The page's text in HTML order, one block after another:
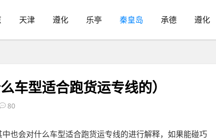
天津 遵化 乐亭 秦皇岛 承德 遵化
车型适合跑货运专线的）
80
也会对什么车型适合跑货运专线的进行解释，如果能碰巧